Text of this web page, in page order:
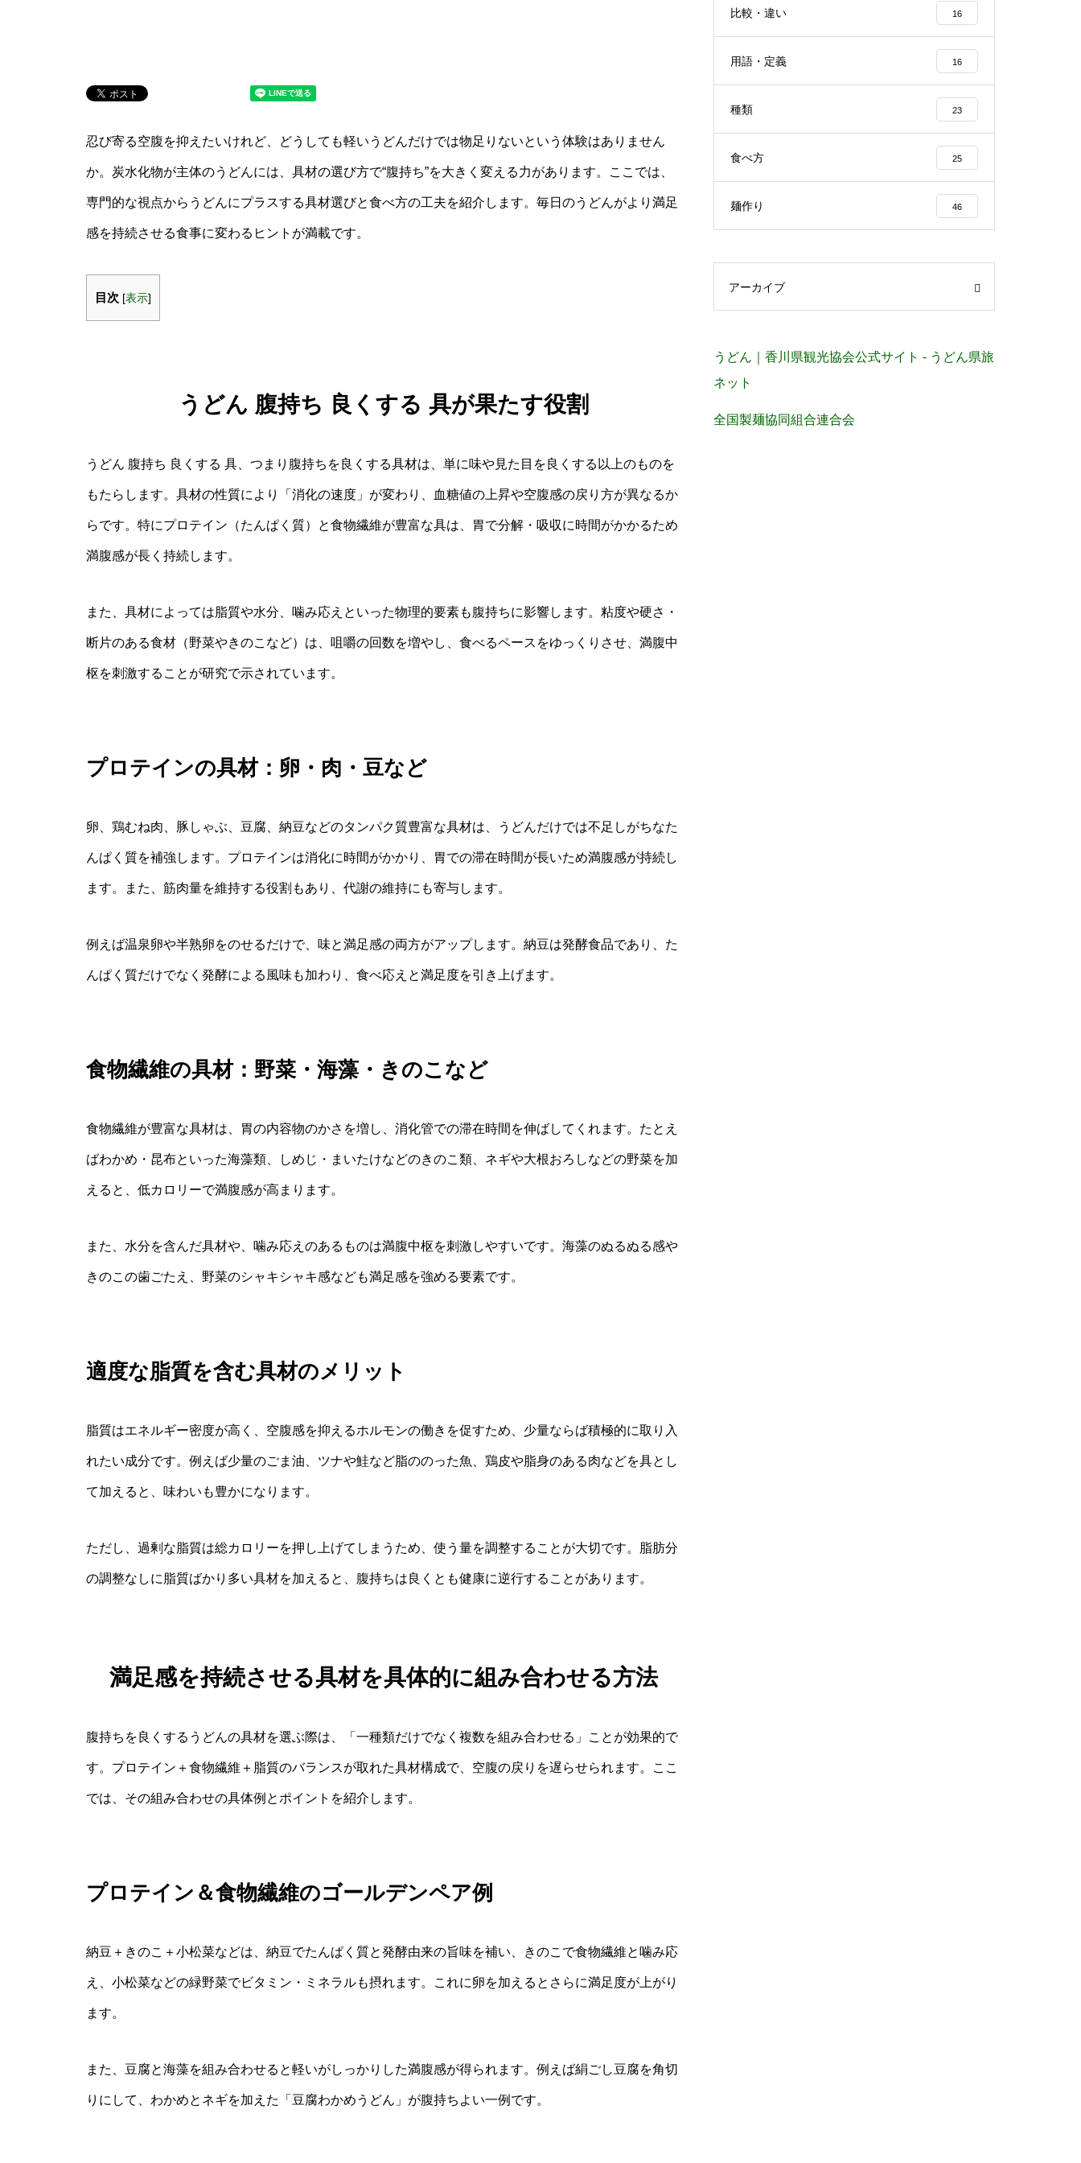
忍び寄る空腹を抑えたいけれど、どうしても軽いうどんだけでは物足りないという体験はありません
か。炭水化物が主体のうどんには、具材の選び方で“腹持ち”を大きく変える力があります。ここでは、
専門的な視点からうどんにプラスする具材選びと食べ方の工夫を紹介します。毎日のうどんがより満足
感を持続させる食事に変わるヒントが満載です。
目次 [表示]
うどん 腹持ち 良くする 具が果たす役割
うどん 腹持ち 良くする 具、つまり腹持ちを良くする具材は、単に味や見た目を良くする以上のものを
もたらします。具材の性質により「消化の速度」が変わり、血糖値の上昇や空腹感の戻り方が異なるか
らです。特にプロテイン（たんぱく質）と食物繊維が豊富な具は、胃で分解・吸収に時間がかかるため
満腹感が長く持続します。
また、具材によっては脂質や水分、噛み応えといった物理的要素も腹持ちに影響します。粘度や硬さ・
断片のある食材（野菜やきのこなど）は、咀嚼の回数を増やし、食べるペースをゆっくりさせ、満腹中
枢を刺激することが研究で示されています。
プロテインの具材：卵・肉・豆など
卵、鶏むね肉、豚しゃぶ、豆腐、納豆などのタンパク質豊富な具材は、うどんだけでは不足しがちなた
んぱく質を補強します。プロテインは消化に時間がかかり、胃での滞在時間が長いため満腹感が持続し
ます。また、筋肉量を維持する役割もあり、代謝の維持にも寄与します。
例えば温泉卵や半熟卵をのせるだけで、味と満足感の両方がアップします。納豆は発酵食品であり、た
んぱく質だけでなく発酵による風味も加わり、食べ応えと満足度を引き上げます。
食物繊維の具材：野菜・海藻・きのこなど
食物繊維が豊富な具材は、胃の内容物のかさを増し、消化管での滞在時間を伸ばしてくれます。たとえ
ばわかめ・昆布といった海藻類、しめじ・まいたけなどのきのこ類、ネギや大根おろしなどの野菜を加
えると、低カロリーで満腹感が高まります。
また、水分を含んだ具材や、噛み応えのあるものは満腹中枢を刺激しやすいです。海藻のぬるぬる感や
きのこの歯ごたえ、野菜のシャキシャキ感なども満足感を強める要素です。
適度な脂質を含む具材のメリット
脂質はエネルギー密度が高く、空腹感を抑えるホルモンの働きを促すため、少量ならば積極的に取り入
れたい成分です。例えば少量のごま油、ツナや鮭など脂ののった魚、鶏皮や脂身のある肉などを具とし
て加えると、味わいも豊かになります。
ただし、過剰な脂質は総カロリーを押し上げてしまうため、使う量を調整することが大切です。脂肪分
の調整なしに脂質ばかり多い具材を加えると、腹持ちは良くとも健康に逆行することがあります。
満足感を持続させる具材を具体的に組み合わせる方法
腹持ちを良くするうどんの具材を選ぶ際は、「一種類だけでなく複数を組み合わせる」ことが効果的で
す。プロテイン＋食物繊維＋脂質のバランスが取れた具材構成で、空腹の戻りを遅らせられます。ここ
では、その組み合わせの具体例とポイントを紹介します。
プロテイン＆食物繊維のゴールデンペア例
納豆＋きのこ＋小松菜などは、納豆でたんぱく質と発酵由来の旨味を補い、きのこで食物繊維と噛み応
え、小松菜などの緑野菜でビタミン・ミネラルも摂れます。これに卵を加えるとさらに満足度が上がり
ます。
また、豆腐と海藻を組み合わせると軽いがしっかりした満腹感が得られます。例えば絹ごし豆腐を角切
りにして、わかめとネギを加えた「豆腐わかめうどん」が腹持ちよい一例です。
比較・違い 16
用語・定義 16
種類 23
食べ方 25
麺作り 46
アーカイブ
うどん｜香川県観光協会公式サイト - うどん県旅
ネット
全国製麺協同組合連合会